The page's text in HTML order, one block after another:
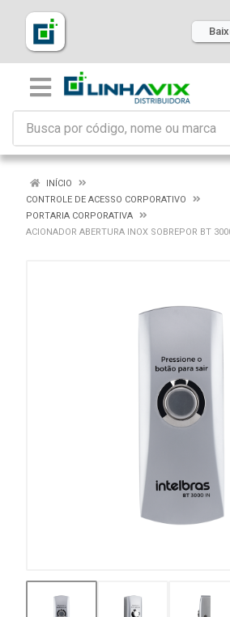
INÍCIO
CONTROLE DE ACESSO CORPORATIVO
PORTARIA CORPORATIVA
ACIONADOR ABERTURA INOX SOBREPOR BT